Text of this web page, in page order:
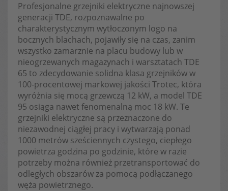
Profesjonalne grzejniki elektryczne najnowszej
generacji TDE, rozpoznawalne po
charakterystycznym wytłoczonym logo na
bocznych blachach, pojawiły się na czas, zanim
wszystko zamarznie na placu budowy lub w
nieogrzewanych magazynach i warsztatach TDE
65 to zdecydowanie solidna klasa grzejników w
100-procentowej markowej jakości Trotec, która
wyróżnia się mocą grzewczą 12 kW, a model TDE
95 osiąga nawet fenomenalną moc 18 kW. Te
grzejniki elektryczne są przeznaczone do
niezawodnej ciągłej pracy i wytwarzają ponad
1000 metrów sześciennych czystego, ciepłego
powietrza godzina po godzinie, które w razie
potrzeby można również przetransportować do
odległych obszarów za pomocą podłączanego
węża powietrznego.